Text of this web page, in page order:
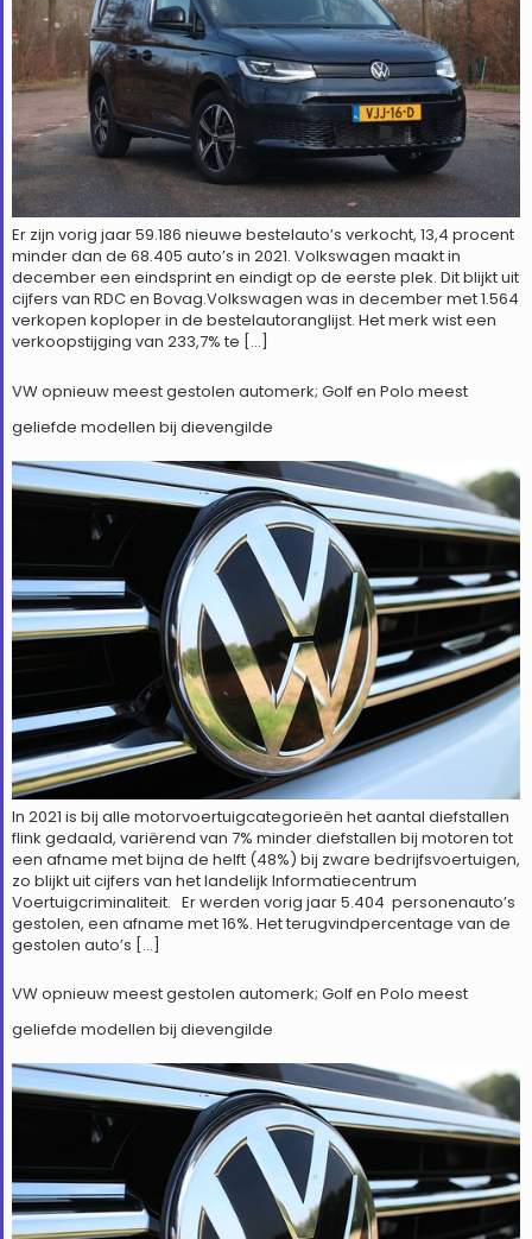
Er zijn vorig jaar 59.186 nieuwe bestelauto’s verkocht, 13,4 procent
minder dan de 68.405 auto’s in 2021. Volkswagen maakt in
december een eindsprint en eindigt op de eerste plek. Dit blijkt uit
cijfers van RDC en Bovag.Volkswagen was in december met 1.564
verkopen koploper in de bestelautoranglijst. Het merk wist een
verkoopstijging van 233,7% te […]
VW opnieuw meest gestolen automerk; Golf en Polo meest
geliefde modellen bij dievengilde
In 2021 is bij alle motorvoertuigcategorieën het aantal diefstallen
flink gedaald, variërend van 7% minder diefstallen bij motoren tot
een afname met bijna de helft (48%) bij zware bedrijfsvoertuigen,
zo blijkt uit cijfers van het landelijk Informatiecentrum
Voertuigcriminaliteit. Er werden vorig jaar 5.404 personenauto’s
gestolen, een afname met 16%. Het terugvindpercentage van de
gestolen auto’s […]
VW opnieuw meest gestolen automerk; Golf en Polo meest
geliefde modellen bij dievengilde